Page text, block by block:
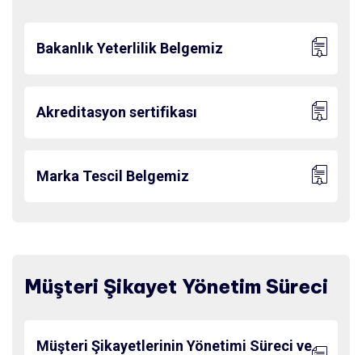
Bakanlık Yeterlilik Belgemiz
Akreditasyon sertifikası
Marka Tescil Belgemiz
Müşteri Şikayet Yönetim Süreci
Müşteri Şikayetlerinin Yönetimi Süreci ve